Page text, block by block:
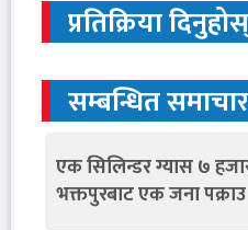
प्रतिक्रिया दिनुहोस्
सम्बन्धित समाचार
एक सिलिन्डर ग्यास ७
भक्तपुरबाट एक जना पक्राउ